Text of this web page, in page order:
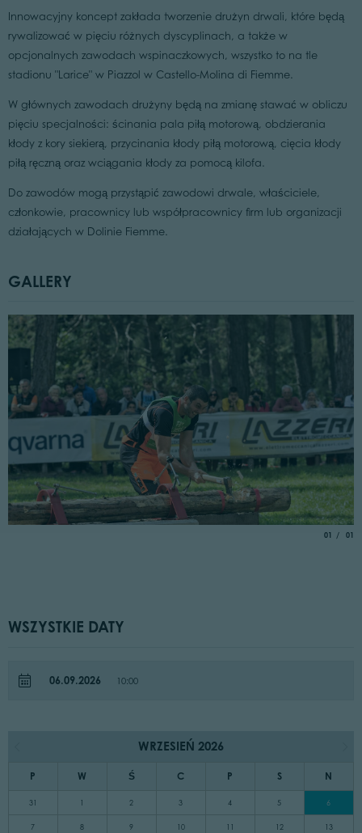
Innowacyjny koncept zakłada tworzenie drużyn drwali, które będą
rywalizować w pięciu różnych dyscyplinach, a także w
opcjonalnych zawodach wspinaczkowych, wszystko to na tle
stadionu "Larice" w Piazzol w Castello-Molina di Fiemme.
W głównych zawodach drużyny będą na zmianę stawać w obliczu
pięciu specjalności: ścinania pala piłą motorową, obdzierania
kłody z kory siekierą, przycinania kłody piłą motorową, cięcia kłody
piłą ręczną oraz wciągania kłody za pomocą kilofa.
Do zawodów mogą przystąpić zawodowi drwale, właściciele,
członkowie, pracownicy lub współpracownicy firm lub organizacji
działających w Dolinie Fiemme.
GALLERY
01 of
01
WSZYSTKIE DATY
06.09.2026 10:00
WRZESIEŃ 2026
P W Ś C P S N
31 1 2 3 4 5 6
7 8 9 10 11 12 13